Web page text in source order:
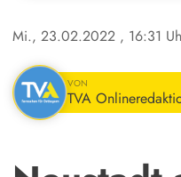
Mi., 23.02.2022 , 16:31
VON
TVA